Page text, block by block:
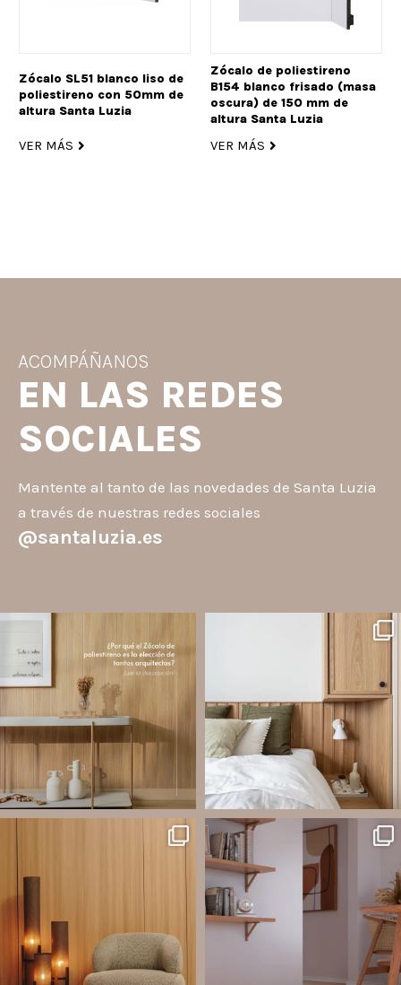
Zócalo SL51 blanco liso de
poliestireno con 50mm de
altura Santa Luzia
VER MÁS
Zócalo de poliestireno
B154 blanco frisado (masa
oscura) de 150 mm de
altura Santa Luzia
VER MÁS
ACOMPÁÑANOS
EN LAS REDES
SOCIALES
Mantente al tanto de las novedades de Santa Luzia
a través de nuestras redes sociales
@santaluzia.es
Los Zócalos de poliestireno ganaron
protagonismo en la arquitectura porque
combinan estética, practicidad y
desempeño en un solo producto.
...
tradicional? ¡Los Revestimientos de
pared Santa Luzia pueden ser la
Líneas como Waves, Gizé y...
Jul 14
1 0
paredes decorativas, respaldos de
2 0
santaluzia.es
¿Zócalo blanco, negro, gris, fendi o
beige? La elección puede cambiar por
completo la percepción de un
ambiente y aportar aún más valor a tu
proyecto.